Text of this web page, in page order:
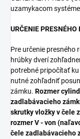
uzamykacom
URČENIE
Pre určenie presného
hrúbky dverí
potrebné pripočítať
nutné zohľadniť
zámku. Rozmer
zadlabávacieho
skrutky vložky v čele
rozmer V - von
čele zadlabávacieho